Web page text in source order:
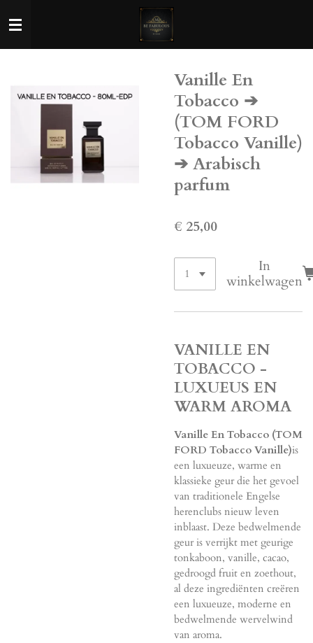
direct
Vanille En
Tobacco ➔
(TOM FORD
Tobacco Vanille)
➔ Arabisch
parfum
€ 25,00
In
winkelwagen
VANILLE EN
TOBACCO -
LUXUEUS EN
WARM AROMA
Vanille En Tobacco (TOM
FORD Tobacco Vanille)is
een luxueuze, warme en
klassieke geur die het gevoel
van traditionele Engelse
herenclubs nieuw leven
inblaast. Deze bedwelmende
geur is verrijkt met geurige
tonkaboon, vanille, cacao,
gedroogd fruit en zoethout,
al deze ingrediënten creëren
een luxueuze, moderne en
bedwelmende wervelwind
van aroma.